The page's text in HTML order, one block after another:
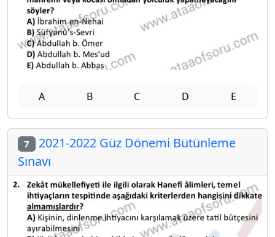
A B C D E
7 2021-2022 Güz Dönemi Bütünleme
Sınavı